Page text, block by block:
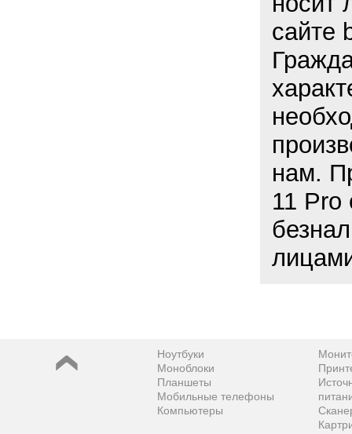
сайте
нам.
11 Pro
Ноутбуки
Моноблоки
Планшеты
Мобильные телефоны
Компьютеры